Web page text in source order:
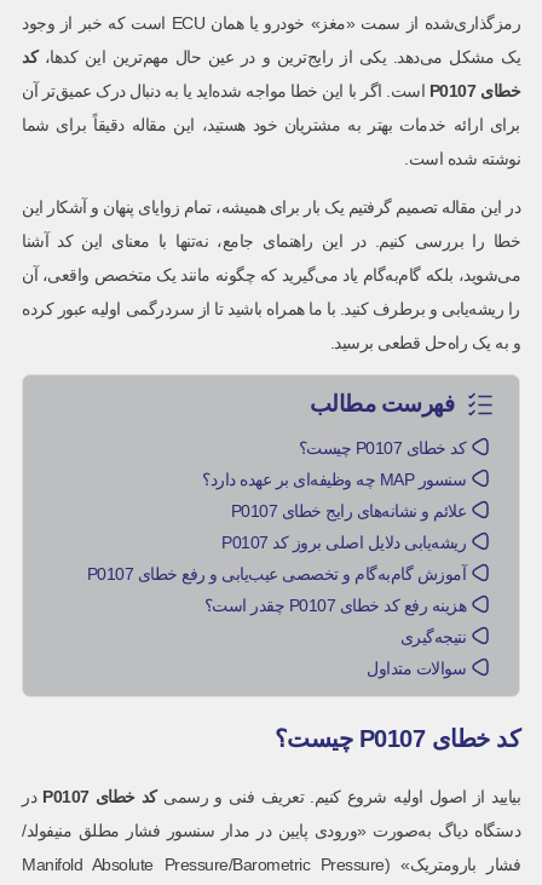
رمزگذاری‌شده از سمت «مغز» خودرو یا همان ECU است که خبر از وجود
یک مشکل می‌دهد. یکی از رایج‌ترین و در عین حال مهم‌ترین این کدها،کد
خطایP0107 است. اگر با این خطا مواجه شده‌اید یا به دنبال درک عمیق‌تر آن
برای ارائه خدمات بهتر به مشتریان خود هستید، این مقاله دقیقاً برای شما
نوشته شده است.
در این مقاله تصمیم گرفتیم یک بار برای همیشه، تمام زوایای پنهان و آشکار این
خطا را بررسی کنیم. در این راهنمای جامع، نه‌تنها با معنای این کد آشنا
می‌شوید، بلکه گام‌به‌گام یاد می‌گیرید که چگونه مانند یک متخصص واقعی، آن
را ریشه‌یابی و برطرف کنید. با ما همراه باشید تا از سردرگمی اولیه عبور کرده
و به یک راه‌حل قطعی برسید.
فهرست مطالب
کد خطای P0107 چیست؟
سنسور MAP چه وظیفه‌ای بر عهده دارد؟
علائم و نشانه‌های رایج خطای P0107
ریشه‌یابی دلایل اصلی بروز کد P0107
آموزش گام‌به‌گام و تخصصی عیب‌یابی و رفع خطای P0107
هزینه رفع کد خطای P0107 چقدر است؟
نتیجه‌گیری
سوالات متداول
کد خطای P0107 چیست؟
بیایید از اصول اولیه شروع کنیم. تعریف فنی و رسمیکد خطایP0107 در
دستگاه دیاگ به‌صورت «ورودی پایین در مدار سنسور فشار مطلق منیفولد/
فشار بارومتریک» (Manifold Absolute Pressure/Barometric Pressure